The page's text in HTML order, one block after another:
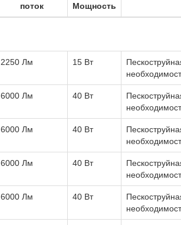
поток
Мощность
2250 Лм 15 Вт
6000 Лм 40 Вт
6000 Лм 40 Вт
6000 Лм 40 Вт
6000 Лм 40 Вт